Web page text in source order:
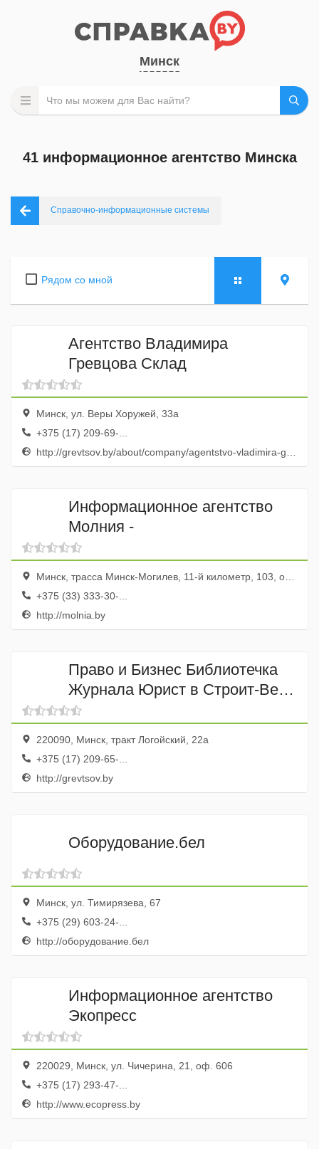
Минск
41 информационное агентство Минска
Справочно-информационные системы
Рядом со мной
Агентство Владимира
Гревцова Склад
Минск, ул. Веры Хоружей, 33а
+375 (17) 209-69-...
http://grevtsov.by/about/company/agentstvo-vladimira-grevtsova/
Информационное агентство
Молния -
Минск, трасса Минск-Могилев, 11-й километр, 103, оф. 908
+375 (33) 333-30-...
http://molnia.by
Право и Бизнес Библиотечка
Журнала Юрист в Строит-Ве
Инф.-Правовое агентство
Гревцова
220090, Минск, тракт Логойский, 22а
+375 (17) 209-65-...
http://grevtsov.by
Оборудование.бел
Минск, ул. Тимирязева, 67
+375 (29) 603-24-...
http://оборудование.бел
Информационное агентство
Экопресс
220029, Минск, ул. Чичерина, 21, оф. 606
+375 (17) 293-47-...
http://www.ecopress.by